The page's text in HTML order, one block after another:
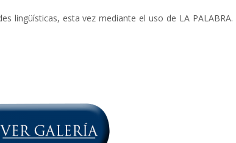
lingüísticas, esta vez mediante el uso de LA PALABRA.